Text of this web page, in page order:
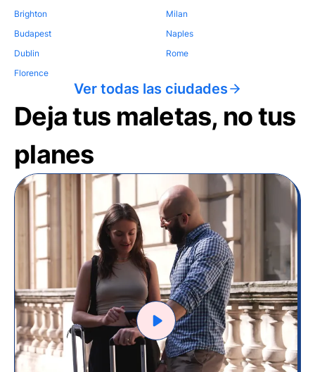
Brighton
Budapest
Dublin
Florence
Milan
Naples
Rome
Ver todas las ciudades
Deja tus maletas, no tus
planes